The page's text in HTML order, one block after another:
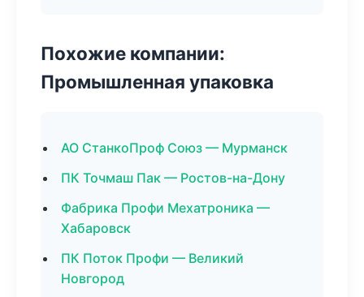
Похожие компании:
Промышленная упаковка
АО СтанкоПроф Союз — Мурманск
ПК Точмаш Пак — Ростов-на-Дону
Фабрика Профи Мехатроника —
Хабаровск
ПК Поток Профи — Великий
Новгород